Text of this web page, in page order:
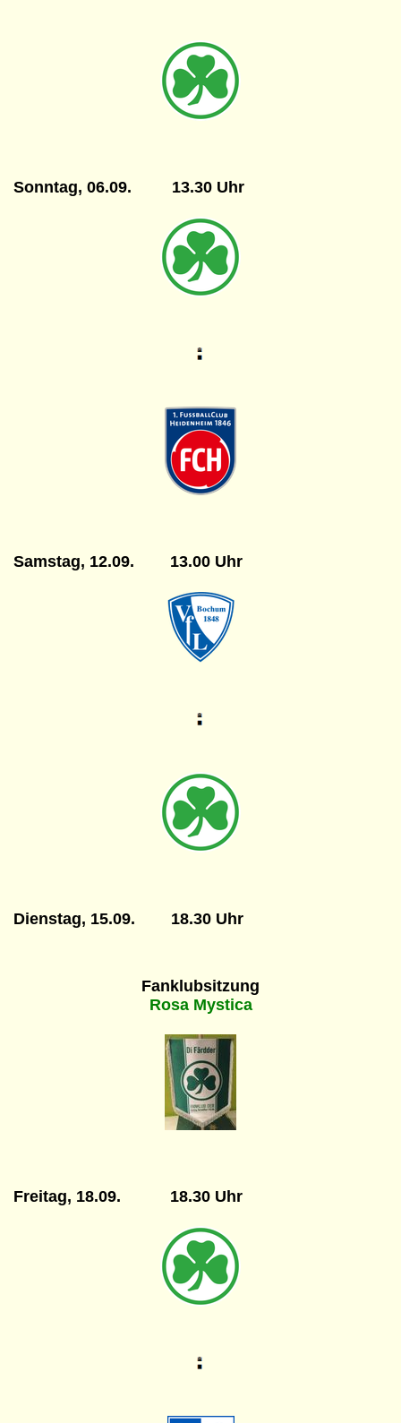
Sonntag, 06.09. 13.30 Uhr
Samstag, 12.09. 13.00 Uhr
Dienstag, 15.09. 18.30 Uhr
Fanklubsitzung
Rosa Mystica
Freitag, 18.09. 18.30 Uhr